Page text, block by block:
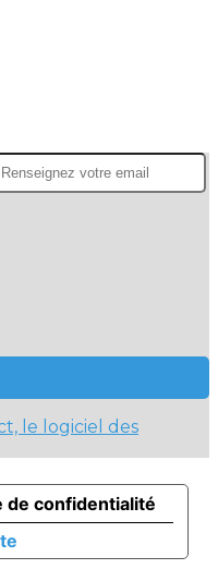
le logiciel des
de confidentialité